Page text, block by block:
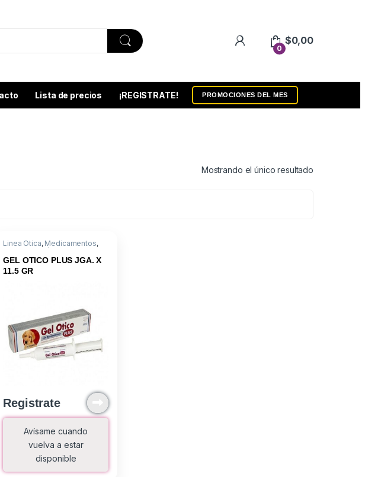
0
$0,00
Lista de precios ¡REGISTRATE! PROMOCIONES DEL MES
Mostrando el único resultado
Linea Otica, Medicamentos,
Norfloxacina/Dexametasona
GEL OTICO PLUS JGA. X
11.5 GR
Registrate
Avísame cuando
vuelva a estar
disponible